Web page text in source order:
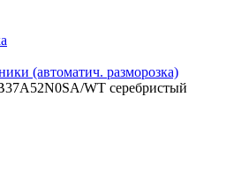
(автоматич. разморозка)
WT серебристый